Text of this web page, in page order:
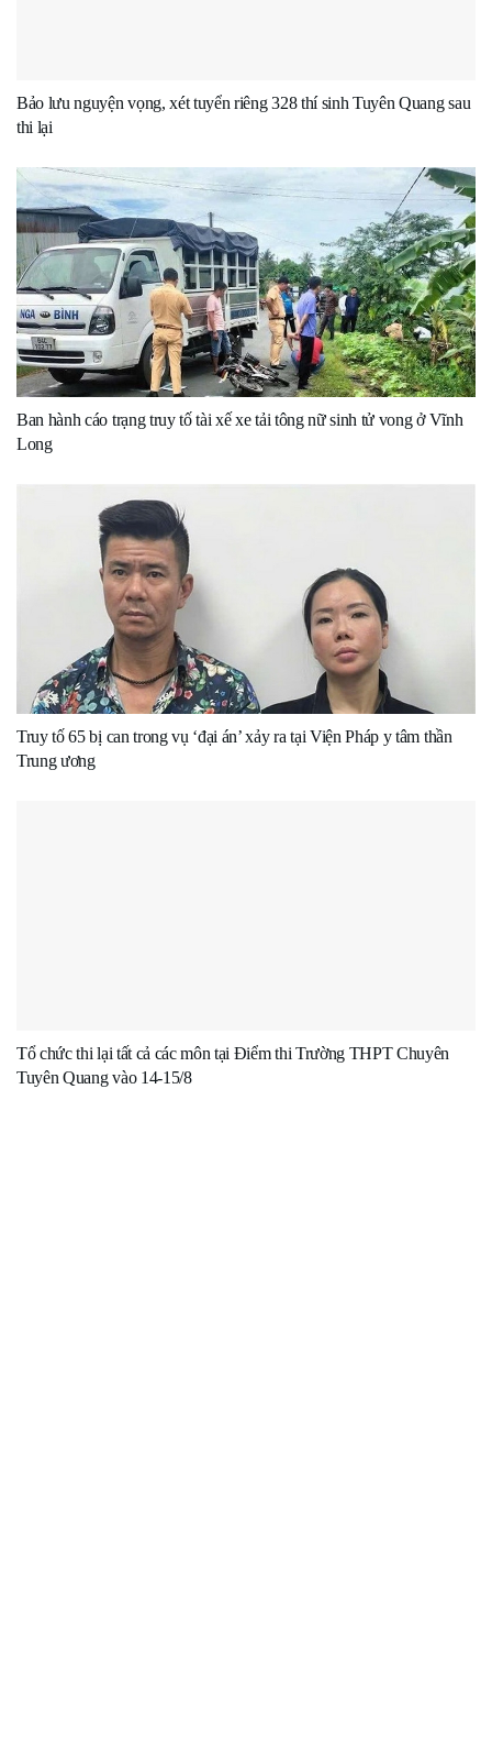
Bảo lưu nguyện vọng, xét tuyển riêng 328 thí sinh Tuyên Quang sau
thi lại
Ban hành cáo trạng truy tố tài xế xe tải tông nữ sinh tử vong ở Vĩnh
Long
Truy tố 65 bị can trong vụ ‘đại án’ xảy ra tại Viện Pháp y tâm thần
Trung ương
Tổ chức thi lại tất cả các môn tại Điểm thi Trường THPT Chuyên
Tuyên Quang vào 14-15/8